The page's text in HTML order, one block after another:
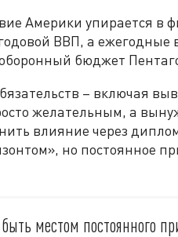
Америки упирается в
ВВП, а ежегодные
бюджет
– включая
желательным, а
влияние через
но постоянное
местом постоянного